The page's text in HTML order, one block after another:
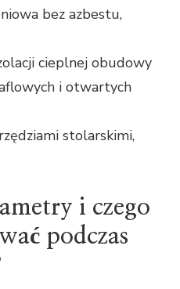
bez azbestu,
cieplnej obudowy
i otwartych
stolarskimi,
i czego
podczas